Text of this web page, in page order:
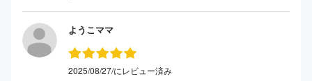
ようこママ
2025/08/27/にレビュー済み